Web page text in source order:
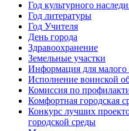
Год культурного
Год литературы
Год Учителя
День города
Здравоохранение
Земельные участки
Информация для малого
Исполнение воинской
Комиссия по
Комфортная городская
Конкурс лучших
городской среды